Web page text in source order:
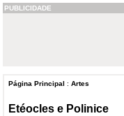
PUBLICIDADE
Página Principal : Artes
Etéocles e Polinice